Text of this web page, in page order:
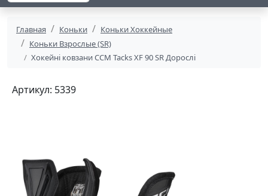
Главная Коньки
Коньки Хоккейные
Коньки Взрослые (SR)
Хокейні ковзани CCM Tacks XF 90 SR Дорослі
Артикул: 5339